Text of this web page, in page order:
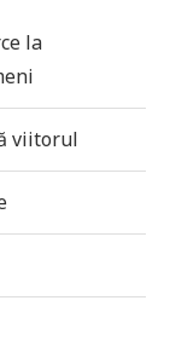
la
viitorul